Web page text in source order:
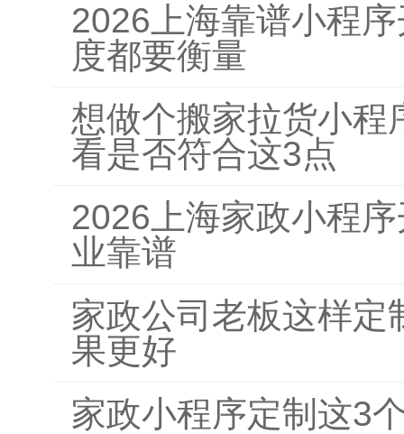
2026上海靠谱小程
度都要衡量
想做个搬家拉货小程
看是否符合这3点
2026上海家政小程
业靠谱
家政公司老板这样定
果更好
家政小程序定制这3